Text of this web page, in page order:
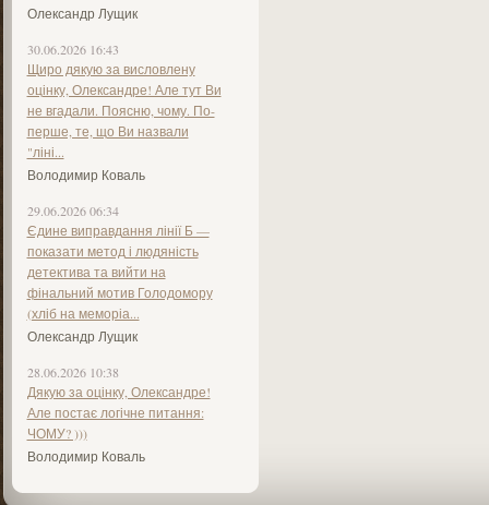
Олександр Лущик
30.06.2026 16:43
Щиро дякую за висловлену
оцінку, Олександре! Але тут Ви
не вгадали. Поясню, чому. По-
перше, те, що Ви назвали
"ліні...
Володимир Коваль
29.06.2026 06:34
Єдине виправдання лінії Б —
показати метод і людяність
детектива та вийти на
фінальний мотив Голодомору
(хліб на меморіа...
Олександр Лущик
28.06.2026 10:38
Дякую за оцінку, Олександре!
Але постає логічне питання:
ЧОМУ? )))
Володимир Коваль